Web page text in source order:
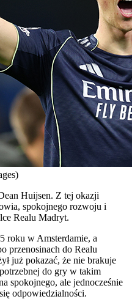
Huijsen. Z tej okazji
spokojnego rozwoju i
Realu Madryt.
roku w Amsterdamie, a
przenosinach do Realu
już pokazać, że nie brakuje
do gry w takim
spokojnego, ale jednocześnie
odpowiedzialności.